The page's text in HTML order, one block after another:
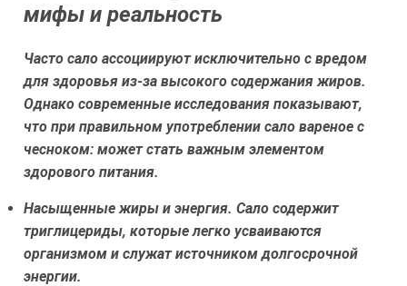
мифы и реальность
Часто сало ассоциируют исключительно с вредом
для здоровья из-за высокого содержания жиров.
Однако современные исследования показывают,
что при правильном употреблении сало вареное с
чесноком: может стать важным элементом
здорового питания.
Насыщенные жиры и энергия. Сало содержит
триглицериды, которые легко усваиваются
организмом и служат источником долгосрочной
энергии.